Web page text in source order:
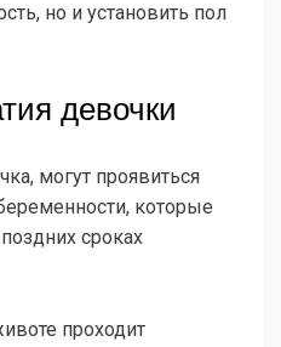
но и установить пол
девочки
могут проявиться
которые
сроках
проходит